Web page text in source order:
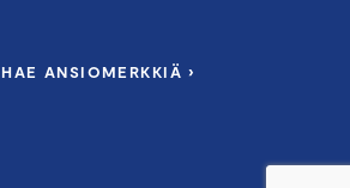
HAE ANSIOMERKKIÄ ›